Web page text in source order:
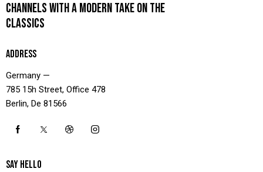
CHANNELS WITH A MODERN TAKE ON THE
CLASSICS
ADDRESS
Germany —
785 15h Street, Office 478
Berlin, De 81566
SAY HELLO